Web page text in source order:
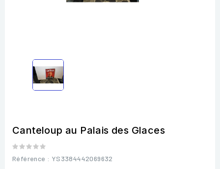
Canteloup au Palais des Glaces
Référence : YS3384442069632